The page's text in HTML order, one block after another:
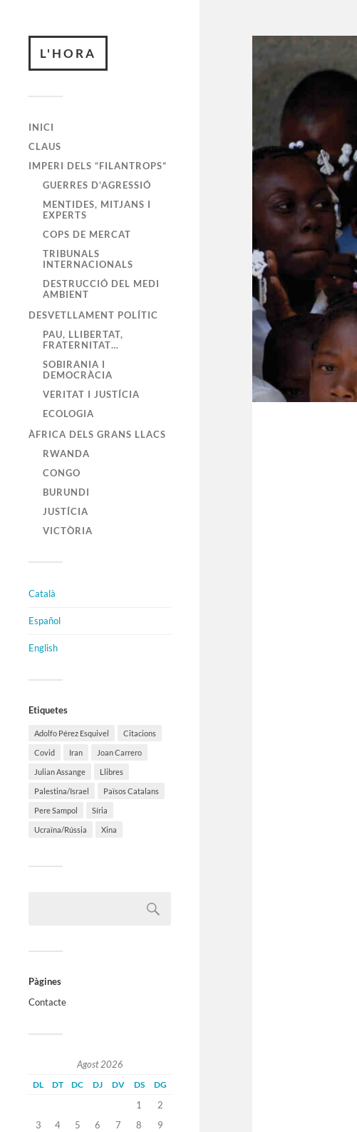
L'HORA
INICI
CLAUS
IMPERI DELS “FILANTROPS”
GUERRES D’AGRESSIÓ
MENTIDES, MITJANS I
EXPERTS
COPS DE MERCAT
TRIBUNALS
INTERNACIONALS
DESTRUCCIÓ DEL MEDI
AMBIENT
DESVETLLAMENT POLÍTIC
PAU, LLIBERTAT,
FRATERNITAT…
SOBIRANIA I
DEMOCRÀCIA
VERITAT I JUSTÍCIA
ECOLOGIA
ÀFRICA DELS GRANS LLACS
RWANDA
CONGO
BURUNDI
JUSTÍCIA
VICTÒRIA
Català
Español
English
Etiquetes
Adolfo Pérez Esquivel Citacions
Covid Iran Joan Carrero
Julian Assange Llibres
Palestina/Israel Països Catalans
Pere Sampol Síria
Ucraïna/Rússia Xina
Pàgines
Contacte
Agost 2026
DL DT DC DJ DV DS DG
1
2
3
4 5 6 7 8
9